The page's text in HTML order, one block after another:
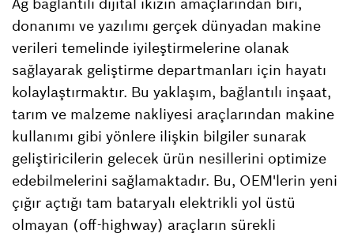
Ağ bağlantılı dijital ikizin amaçlarından biri,
donanımı ve yazılımı gerçek dünyadan makine
verileri temelinde iyileştirmelerine olanak
sağlayarak geliştirme departmanları için hayatı
kolaylaştırmaktır. Bu yaklaşım, bağlantılı inşaat,
tarım ve malzeme nakliyesi araçlarından makine
kullanımı gibi yönlere ilişkin bilgiler sunarak
geliştiricilerin gelecek ürün nesillerini optimize
edebilmelerini sağlamaktadır. Bu, OEM'lerin yeni
çığır açtığı tam bataryalı elektrikli yol üstü
olmayan (off-highway) araçların sürekli